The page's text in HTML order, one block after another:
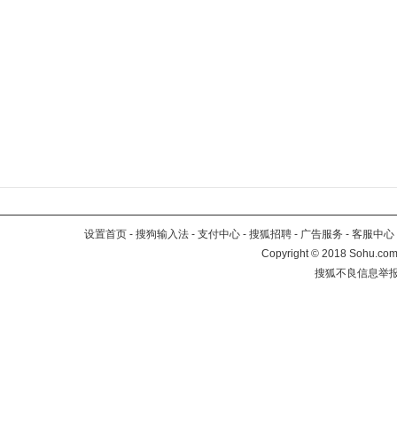
设置首页 - 搜狗输入法 - 支付中心 - 搜狐招聘 - 广告服务 - 客服中心
Copyright©2018
搜狐不良信息举